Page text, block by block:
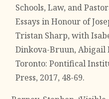
Schools, Law, and
Essays in Honour of
Tristan Sharp, with
Dinkova-Bruun, Abigail
Toronto: Pontifical
Press, 2017, 48-69.